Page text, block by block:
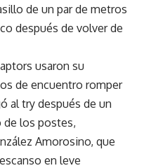
de un par de metros
después de volver de
usaron su
de encuentro romper
al try después de un
de los postes,
Amorosino, que
en leve